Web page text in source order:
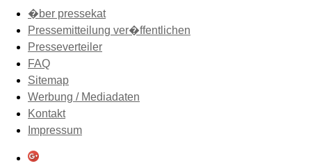
�ber pressekat
Pressemitteilung ver�ffentlichen
Presseverteiler
FAQ
Sitemap
Werbung / Mediadaten
Kontakt
Impressum